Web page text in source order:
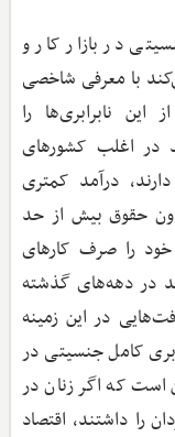
در بازار کار و
با معرفی شاخصی
نابرابری‌ها را
در اغلب کشورهای
درآمد کمتری
حقوق بیش از حد
را صرف کارهای
در دهه‌های گذشته
در این زمینه
کامل جنسیتی در
است که اگر زنان در
را داشتند، اقتصاد